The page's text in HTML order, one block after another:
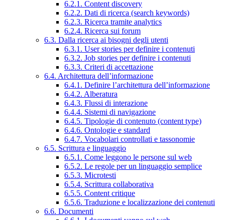
6.2.1. Content discovery
6.2.2. Dati di ricerca (search keywords)
6.2.3. Ricerca tramite analytics
6.2.4. Ricerca sui forum
6.3. Dalla ricerca ai bisogni degli utenti
6.3.1. User stories per definire i contenuti
6.3.2. Job stories per definire i contenuti
6.3.3. Criteri di accettazione
6.4. Architettura dell’informazione
6.4.1. Definire l’architettura dell’informazione
6.4.2. Alberatura
6.4.3. Flussi di interazione
6.4.4. Sistemi di navigazione
6.4.5. Tipologie di contenuto (content type)
6.4.6. Ontologie e standard
6.4.7. Vocabolari controllati e tassonomie
6.5. Scrittura e linguaggio
6.5.1. Come leggono le persone sul web
6.5.2. Le regole per un linguaggio semplice
6.5.3. Microtesti
6.5.4. Scrittura collaborativa
6.5.5. Content critique
6.5.6. Traduzione e localizzazione dei contenuti
6.6. Documenti